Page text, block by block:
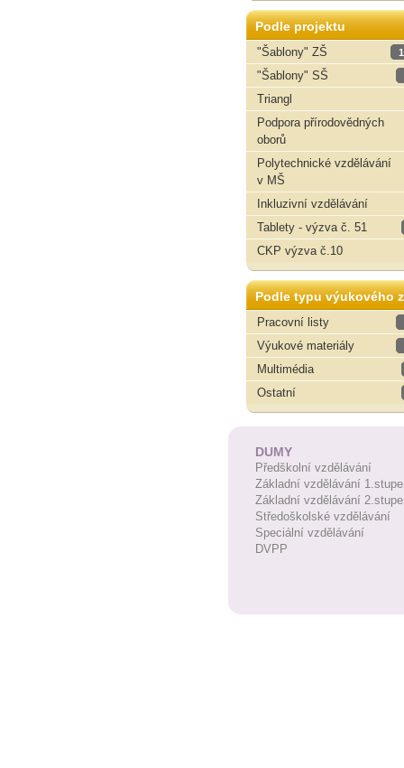
Podle projektu
"Šablony" ZŠ
"Šablony" SŠ
Triangl
Podpora přírodovědných
oborů
Polytechnické vzdělávání
v MŠ
Inkluzivní vzdělávání
Tablety - výzva č. 51
CKP výzva č.10
Podle typu výukového
Pracovní listy
Výukové materiály
Multimédia
Ostatní
DUMY
Předškolní vzdělávání
Základní vzdělávání
Základní vzdělávání
Středoškolské vzdělávání
Speciální vzdělávání
DVPP